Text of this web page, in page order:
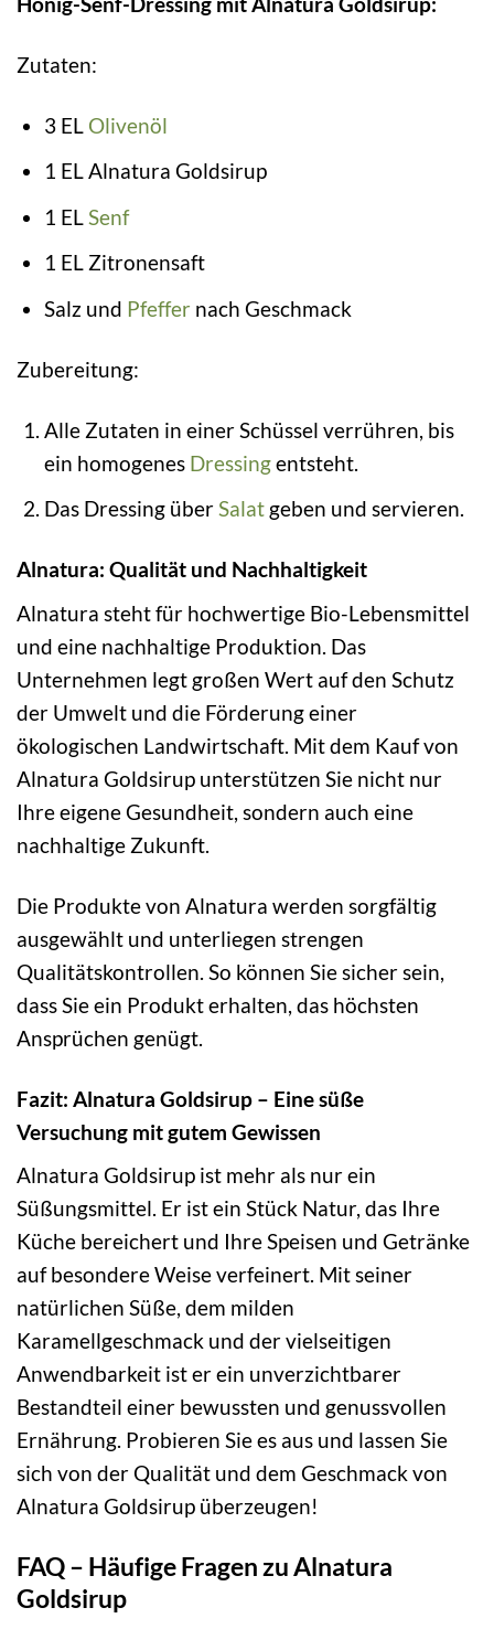
Zutaten:
3 EL Olivenöl
1 EL Alnatura Goldsirup
1 ELSenf
1 EL Zitronensaft
Salz und Pfeffer nach Geschmack
Zubereitung:
Alle Zutaten in einer Schüssel verrühren, bis
ein homogenes Dressingentsteht.
Das Dressing überSalatgeben und servieren.
Alnatura: Qualität und Nachhaltigkeit
Alnatura steht für hochwertige Bio-Lebensmittel
und eine nachhaltige Produktion. Das
Unternehmen legt großen Wert auf den Schutz
der Umwelt und die Förderung einer
ökologischen Landwirtschaft. Mit dem Kauf von
Alnatura Goldsirup unterstützen Sie nicht nur
Ihre eigene Gesundheit, sondern auch eine
nachhaltige Zukunft.
Die Produkte von Alnatura werden sorgfältig
ausgewählt und unterliegen strengen
Qualitätskontrollen. So können Sie sicher sein,
dass Sie ein Produkt erhalten, das höchsten
Ansprüchen genügt.
Fazit: Alnatura Goldsirup – Eine süße
Versuchung mit gutem Gewissen
Alnatura Goldsirup ist mehr als nur ein
Süßungsmittel. Er ist ein Stück Natur, das Ihre
Küche bereichert und Ihre Speisen und Getränke
auf besondere Weise verfeinert. Mit seiner
natürlichen Süße, dem milden
Karamellgeschmack und der vielseitigen
Anwendbarkeit ist er ein unverzichtbarer
Bestandteil einer bewussten und genussvollen
Ernährung. Probieren Sie es aus und lassen Sie
sich von der Qualität und dem Geschmack von
Alnatura Goldsirup überzeugen!
FAQ – Häufige Fragen zu Alnatura
Goldsirup